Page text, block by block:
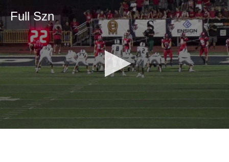
Full Szn